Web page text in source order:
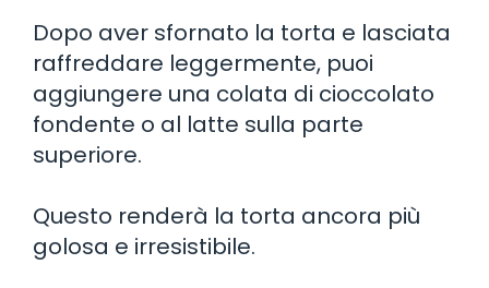
Dopo aver sfornato la torta e lasciata
raffreddare leggermente, puoi
aggiungere una colata di cioccolato
fondente o al latte sulla parte
superiore.
Questo renderà la torta ancora più
golosa e irresistibile.